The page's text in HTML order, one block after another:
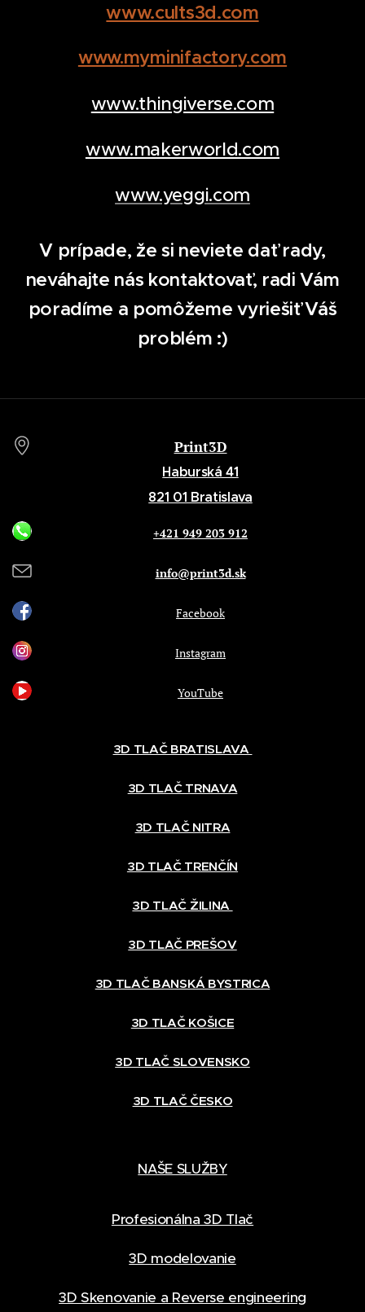
www.cults3d.com
www.myminifactory.com
www.thingiverse.com
www.makerworld.com
www.yeggi.com
V prípade, že si neviete dať rady,
neváhajte nás kontaktovať, radi Vám
poradíme a pomôžeme vyriešiť Váš
problém :)
Print3D
Haburská 41
821 01 Bratislava
+421 949 203 912
info@print3d.sk
Facebook
Instagram
YouTube
3D TLAČ BRATISLAVA
3D TLAČ TRNAVA
3D TLAČ NITRA
3D TLAČ TRENČÍN
3D TLAČ ŽILINA
3D TLAČ PREŠOV
3D TLAČ BANSKÁ BYSTRICA
3D TLAČ KOŠICE
3D TLAČ SLOVENSKO
3D TLAČ ČESKO
NAŠE SLUŽBY
Profesionálna 3D Tlač
3D modelovanie
3D Skenovanie a Reverse engineering